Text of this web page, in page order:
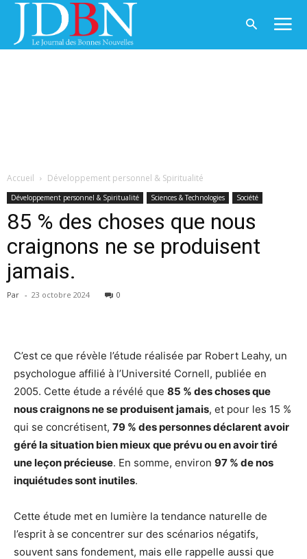
Accueil Développement personnel & Spiritualité
Développement personnel & Spiritualité Sciences & Technologies Société
85 % des choses que nous
craignons ne se produisent
jamais.
Par - 23 octobre 2024 0
C’est ce que révèle l’étude réalisée par Robert Leahy, un
psychologue affilié à l’Université Cornell, publiée en
2005. Cette étude a révélé que 85 % des choses que
nous craignons ne se produisent jamais, et pour les 15 %
qui se concrétisent, 79 % des personnes déclarent avoir
géré la situation bien mieux que prévu ou en avoir tiré
une leçon précieuse. En somme, environ 97 % de nos
inquiétudes sont inutiles.
Cette étude met en lumière la tendance naturelle de
l’esprit à se concentrer sur des scénarios négatifs,
souvent sans fondement, mais elle rappelle aussi que